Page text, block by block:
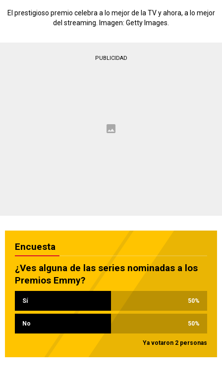
El prestigioso premio celebra a lo mejor de la TV y ahora, a lo mejor
del streaming. Imagen: Getty Images.
PUBLICIDAD
Encuesta
¿Ves alguna de las series nominadas a los
Premios Emmy?
Sí 50%
No 50%
Ya votaron 2 personas